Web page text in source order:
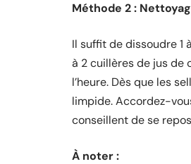
Méthode 2 :
Il suffit de dissoudre 1
à 2 cuillères de jus de
l’heure. Dès que les
limpide. Accordez-
conseillent de se
À noter :